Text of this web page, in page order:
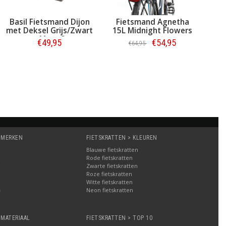
Basil Fietsmand Dijon
met Deksel Grijs/Zwart
- Maat S
€49,95
Fietsmand Agnetha
15L Midnight Flowers
€64,95 €54,95
FIETSKRATTEN > KLEUREN
Blauwe fietskratten
Rode fietskratten
Zwarte fietskratten
Roze fietskratten
Witte fietskratten
Neon fietskratten
FIETSKRATTEN > TOP 10